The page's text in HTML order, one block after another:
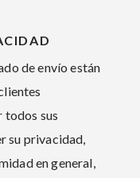
de envío están
todos sus
su privacidad,
en general,